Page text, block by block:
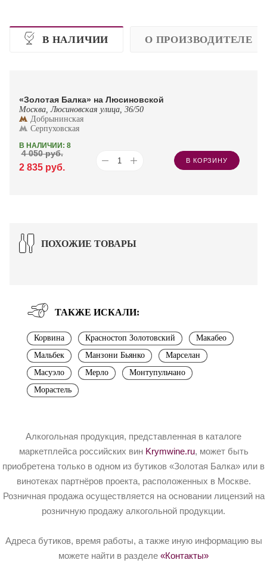
В НАЛИЧИИ О ПРОИЗВОДИТЕЛЕ
«Золотая Балка» на Люсиновской
Москва, Люсиновская улица, 36/50
Добрынинская
Серпуховская
В НАЛИЧИИ: 8
2 835 руб.
4 050руб.
В КОРЗИНУ
ПОХОЖИЕ ТОВАРЫ
ТАКЖЕ ИСКАЛИ:
Корвина Красностоп Золотовский
Макабео
Мальбек
Манзони Бьянко
Марселан
Масуэло
Мерло
Монтупульчано
Морастель
Алкогольная продукция, представленная в каталоге
маркетплейса российских вин Krymwine.ru, может быть
приобретена только в одном из бутиков «Золотая Балка» или в
винотеках партнёров проекта, расположенных в Москве.
Розничная продажа осуществляется на основании лицензий на
розничную продажу алкогольной продукции.
Адреса бутиков, время работы, а также иную информацию вы
можете найти в разделе «Контакты»